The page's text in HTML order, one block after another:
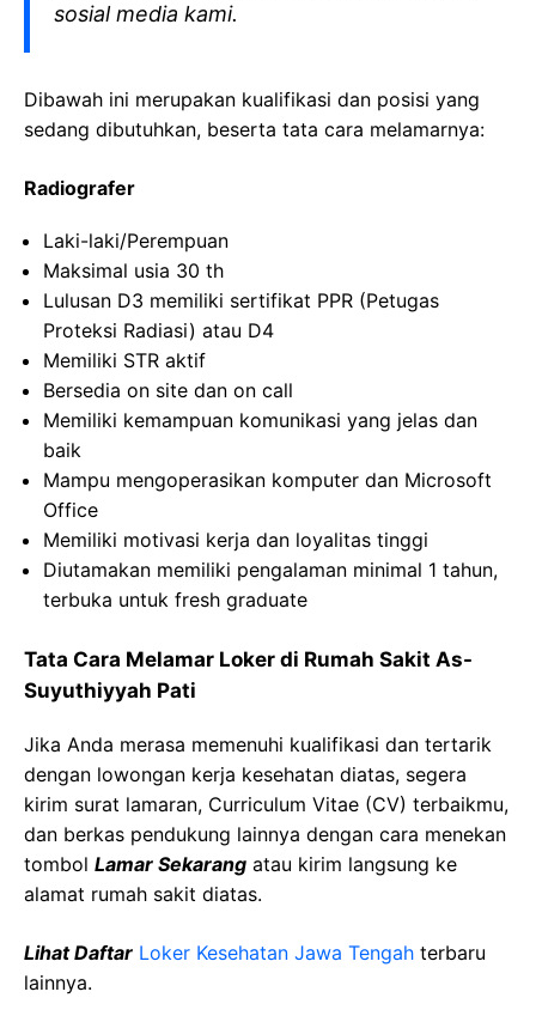
sosial media kami.
Dibawah ini merupakan kualifikasi dan posisi yang
sedang dibutuhkan, beserta tata cara melamarnya:
Radiografer
Laki-laki/Perempuan
Maksimal usia 30 th
Lulusan D3 memiliki sertifikat PPR (Petugas
Proteksi Radiasi) atau D4
Memiliki STR aktif
Bersedia on site dan on call
Memiliki kemampuan komunikasi yang jelas dan
baik
Mampu mengoperasikan komputer dan Microsoft
Office
Memiliki motivasi kerja dan loyalitas tinggi
Diutamakan memiliki pengalaman minimal 1 tahun,
terbuka untuk fresh graduate
Tata Cara Melamar Loker di Rumah Sakit As-
Suyuthiyyah Pati
Jika Anda merasa memenuhi kualifikasi dan tertarik
dengan lowongan kerja kesehatan diatas, segera
kirim surat lamaran, Curriculum Vitae (CV) terbaikmu,
dan berkas pendukung lainnya dengan cara menekan
tombol Lamar Sekarang atau kirim langsung ke
alamat rumah sakit diatas.
Lihat Daftar Loker Kesehatan Jawa Tengah terbaru
lainnya.